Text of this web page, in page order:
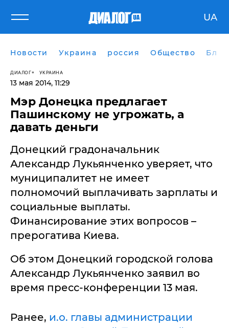
UA
Новости Украина россия Общество
ДИАЛОГ УКРАИНА
13 мая 2014, 11:29
Мэр Донецка предлагает
Пашинскому не угрожать, а
давать деньги
Донецкий градоначальник
Александр Лукьянченко уверяет, что
муниципалитет не имеет
полномочий выплачивать зарплаты и
социальные выплаты.
Финансирование этих вопросов –
прерогатива Киева.
Об этом Донецкий городской голова
Александр Лукьянченко заявил во
время пресс-конференции 13 мая.
Ранее, и.о. главы администрации